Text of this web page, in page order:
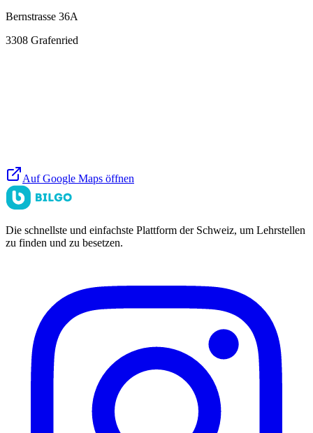
Bernstrasse 36A
3308 Grafenried
Auf Google Maps öffnen
Die schnellste und einfachste Plattform der Schweiz, um Lehrstellen
zu finden und zu besetzen.